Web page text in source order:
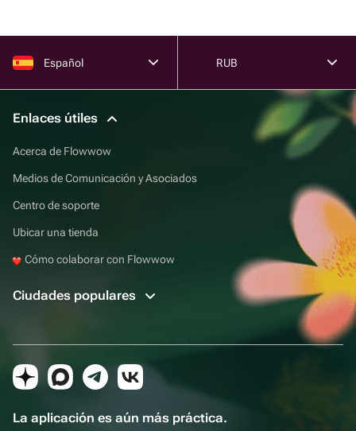
Español RUB
Enlaces útiles
Acerca de Flowwow
Medios de Comunicación y Asociados
Centro de soporte
Ubicar una tienda
Cómo colaborar con Flowwow
Ciudades populares
La aplicación es aún más práctica.